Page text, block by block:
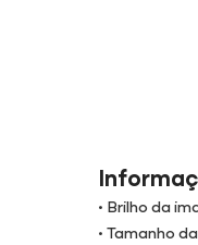
• Brilho da
• Tamanho